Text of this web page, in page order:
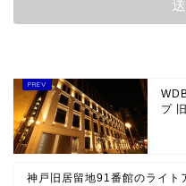
プ
神戸旧居留地91番館のライト